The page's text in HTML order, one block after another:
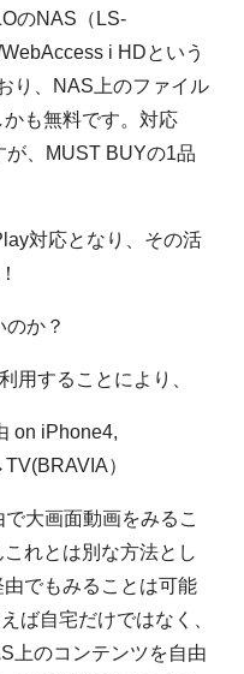
のNAS（LS-
i HDという
り、NAS上のファイル
も無料です。対応
が、MUST BUYの1品
対応となり、その活
か？
用することにより、
on iPhone4,
）
大画面動画をみるこ
れとは別な方法とし
でもみることは可能
ば自宅だけではなく、
上のコンテンツを自由